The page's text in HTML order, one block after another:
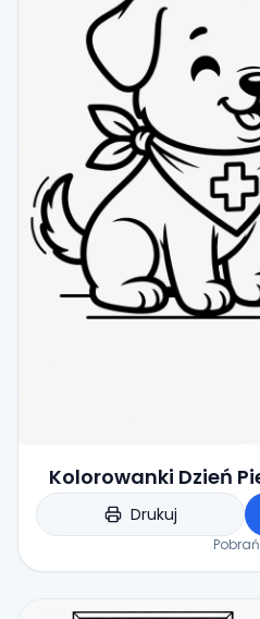
Kolorowanki Dzień
Drukuj